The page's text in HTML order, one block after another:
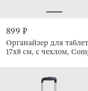
899 ₽
Органайзер для
17х8 см, с чехлом,